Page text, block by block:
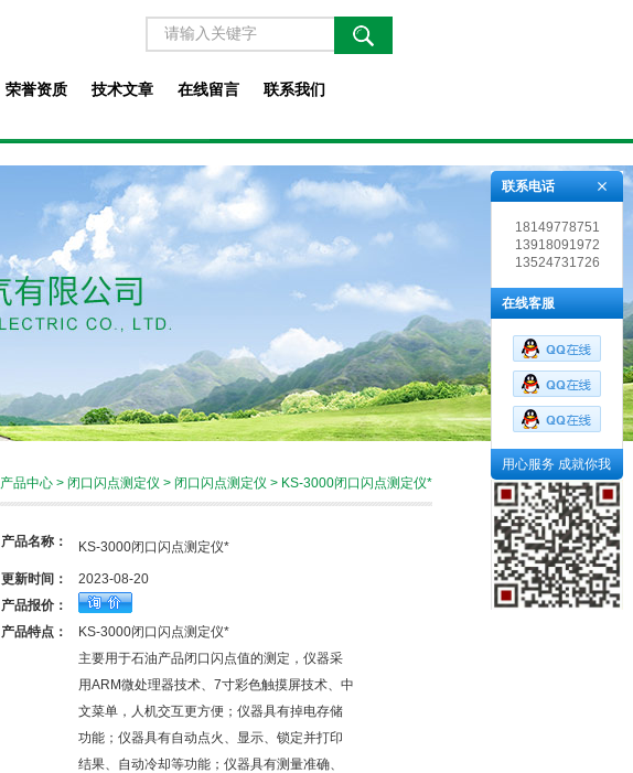
荣誉资质 技术文章 在线留言 联系我们
产品中心 > 闭口闪点测定仪 > 闭口闪点测定仪 > KS-3000闭口闪点测定仪*
产品名称： KS-3000闭口闪点测定仪*
更新时间：
2023-08-20
产品报价：
产品特点：
KS-3000闭口闪点测定仪*
主要用于石油产品闭口闪点值的测定，仪器采
用ARM微处理器技术、7寸彩色触摸屏技术、中
文菜单，人机交互更方便；仪器具有掉电存储
功能；仪器具有自动点火、显示、锁定并打印
结果、自动冷却等功能；仪器具有测量准确、
联系电话
18149778751
13918091972
13524731726
在线客服
用心服务 成就你我